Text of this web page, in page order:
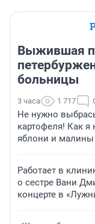
Выжившая
больницы
3 часа 1 717
Не нужно
картофеля! Как
яблони и малины
Работает в
о сестре Вани
концерте в